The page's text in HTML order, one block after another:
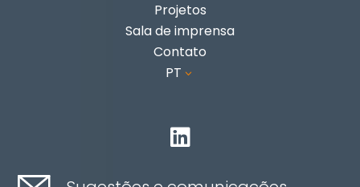
Projetos
Sala de imprensa
Contato
PT 3
